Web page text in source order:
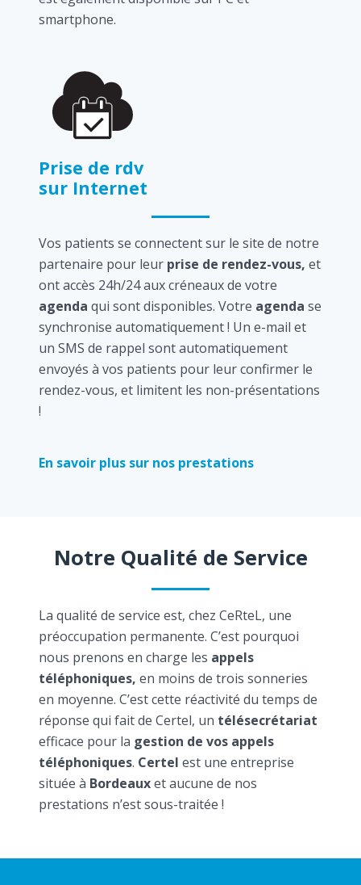
smartphone.
Prise de rdv
sur Internet
Vos patients se connectent sur le site de notre
partenaire pour leur prise de rendez-vous, et
ont accès 24h/24 aux créneaux de votre
agenda qui sont disponibles. Votre agenda se
synchronise automatiquement ! Un e-mail et
un SMS de rappel sont automatiquement
envoyés à vos patients pour leur confirmer le
rendez-vous, et limitent les non-présentations
!
En savoir plus sur nos prestations
Notre Qualité de Service
La qualité de service est, chez CeRteL, une
préoccupation permanente. C’est pourquoi
nous prenons en charge les appels
téléphoniques, en moins de trois sonneries
en moyenne. C’est cette réactivité du temps de
réponse qui fait de Certel, un télésecrétariat
efficace pour la gestion de vos appels
téléphoniques. Certel est une entreprise
située à Bordeauxet aucune de nos
prestations n’est sous-traitée !